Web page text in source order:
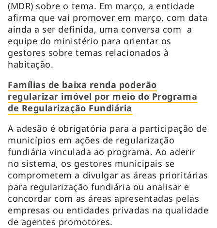
(MDR) sobre o tema. Em março, a entidade
afirma que vai promover em março, com data
ainda a ser definida, uma conversa com a
equipe do ministério para orientar os
gestores sobre temas relacionados à
habitação.
Famílias de baixa renda poderão
regularizar imóvel por meio do Programa
de Regularização Fundiária
A adesão é obrigatória para a participação de
municípios em ações de regularização
fundiária vinculada ao programa. Ao aderir
no sistema, os gestores municipais se
comprometem a divulgar as áreas prioritárias
para regularização fundiária ou analisar e
concordar com as áreas apresentadas pelas
empresas ou entidades privadas na qualidade
de agentes promotores.